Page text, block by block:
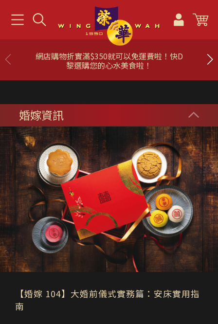
網店購物折實滿$350就可以免運費啦！快D
黎選購您的心水美食啦！
婚嫁資訊
【婚嫁 104】大婚前儀式實務篇：安床實用指
南